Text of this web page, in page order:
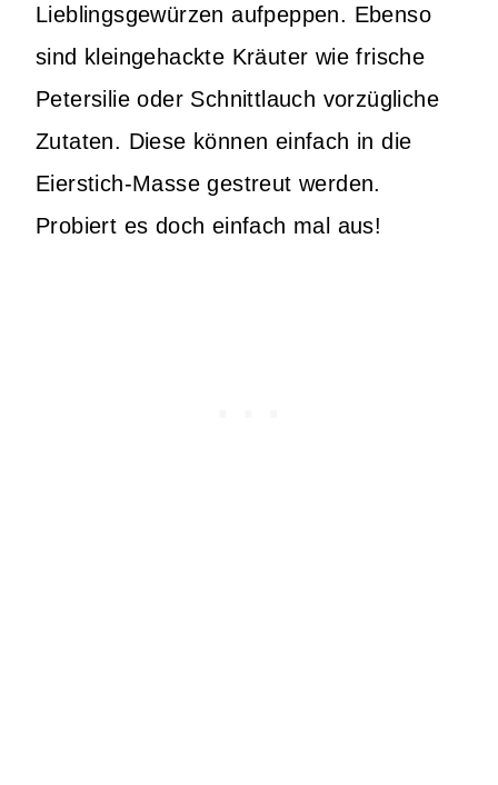
Lieblingsgewürzen aufpeppen. Ebenso
sind kleingehackte Kräuter wie frische
Petersilie oder Schnittlauch vorzügliche
Zutaten. Diese können einfach in die
Eierstich-Masse gestreut werden.
Probiert es doch einfach mal aus!